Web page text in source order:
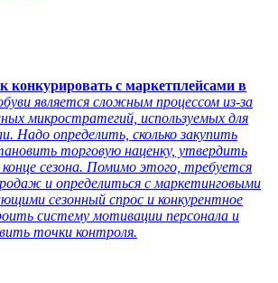
конкурировать с маркетплейсами в
является сложным процессом из-за
микростратегий, используемых для
Надо определить, сколько закупить
торговую наценку, утвердить
сезона. Помимо этого, требуется
и определиться с маркетинговыми
сезонный спрос и конкурентное
систему мотивации персонала и
точки контроля.